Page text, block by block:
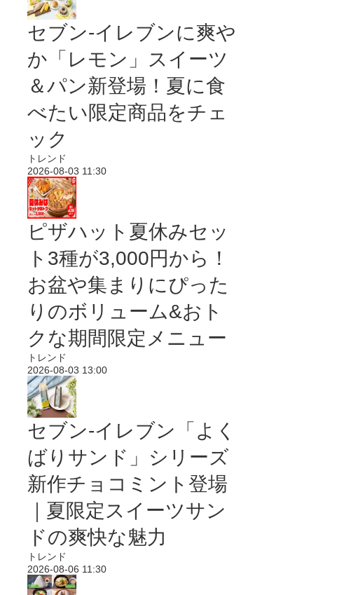
セブン‐イレブンに爽や
か「レモン」スイーツ
＆パン新登場！夏に食
べたい限定商品をチェ
ック
トレンド
2026-08-03 11:30
ピザハット夏休みセッ
ト3種が3,000円から！
お盆や集まりにぴった
りのボリューム&おト
クな期間限定メニュー
トレンド
2026-08-03 13:00
セブン‐イレブン「よく
ばりサンド」シリーズ
新作チョコミント登場
｜夏限定スイーツサン
ドの爽快な魅力
トレンド
2026-08-06 11:30